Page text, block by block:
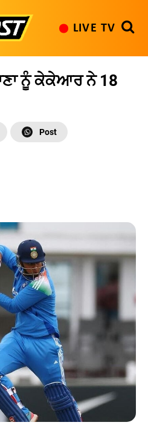
LIVE TV
ਨੂੰ ਕੇਕੇਆਰ ਨੇ 18